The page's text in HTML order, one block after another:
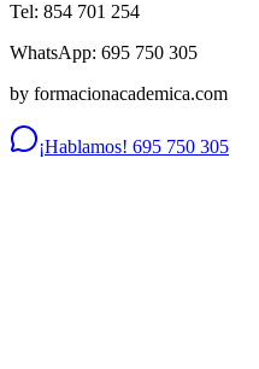
Tel: 854 701 254
WhatsApp: 695 750 305
by formacionacademica.com
¡Hablamos! 695 750 305